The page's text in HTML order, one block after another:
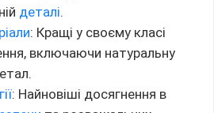
деталі.
: Кращі у своєму класі
включаючи натуральну
: Найновіші досягнення в